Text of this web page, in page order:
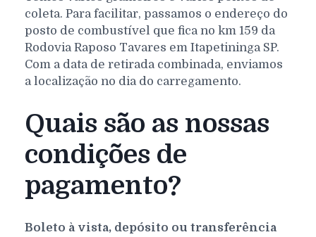
coleta. Para facilitar, passamos o endereço do
posto de combustível que fica no km 159 da
Rodovia Raposo Tavares em Itapetininga SP.
Com a data de retirada combinada, enviamos
a localização no dia do carregamento.
Quais são as nossas
condições de
pagamento?
Boleto à vista, depósito ou transferência